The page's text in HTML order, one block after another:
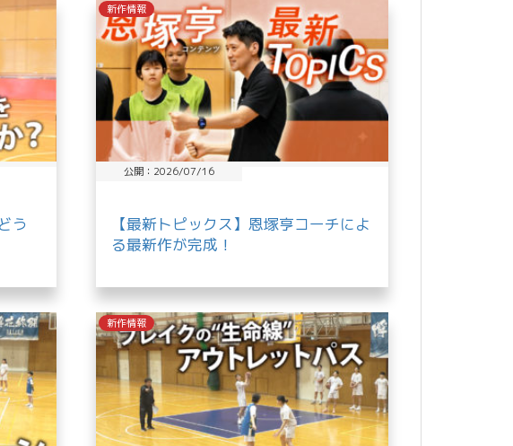
う
新作情報
公開：2026/07/16
【最新トピックス】恩塚亨コーチによ
る最新作が完成！
新作情報